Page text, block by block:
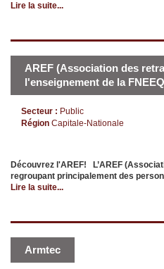
Lire la suite...
AREF (Association des
l'enseignement de la
Secteur : Public
Région Capitale-Nationale
Découvrez l'AREF! L’AREF
regroupant principalement des
Lire la suite...
Armtec